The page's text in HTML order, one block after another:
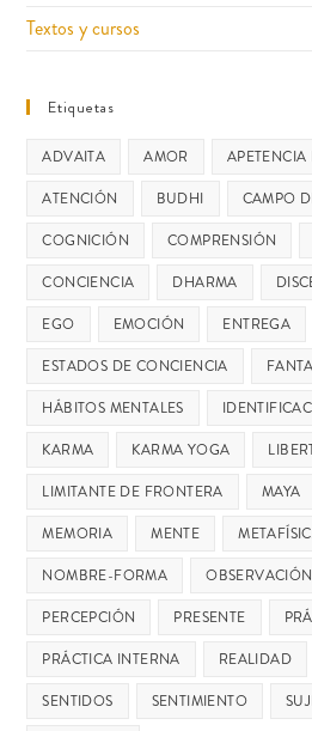
Textos y cursos
Etiquetas
ADVAITA AMOR
ATENCIÓN
BUDHI
CAMPO
COGNICIÓN
COMPRENSIÓN
CONCIENCIA
DHARMA
EGO
EMOCIÓN ENTREGA
ESTADOS DE CONCIENCIA
HÁBITOS MENTALES
KARMA
KARMA YOGA
LIMITANTE DE FRONTERA
MAYA
MEMORIA
MENTE
NOMBRE-FORMA
OBSERVACIÓN
PERCEPCIÓN
PRESENTE
PRÁCTICA INTERNA
REALIDAD
SENTIDOS
SENTIMIENTO